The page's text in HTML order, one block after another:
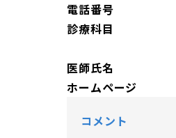
電話番号
診療科目
医師氏名
ホームページ
コメント